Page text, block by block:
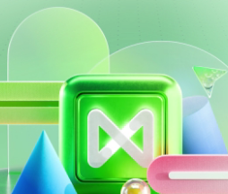
Nota:indica el
segundos.
Paso 2: haz clic en